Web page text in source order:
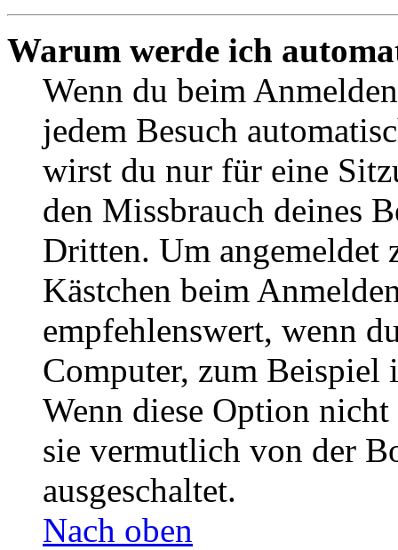
Warum werde ich
Wenn du beim
jedem Besuch
wirst du nur für eine
den Missbrauch deines
Dritten. Um angemeldet
Kästchen beim
empfehlenswert, wenn
Computer, zum Beispiel
Wenn diese Option
sie vermutlich von der
ausgeschaltet.
Nach oben